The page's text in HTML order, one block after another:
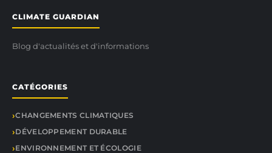
CLIMATE GUARDIAN
Blog d'actualités et d'informations
CATÉGORIES
CHANGEMENTS CLIMATIQUES
DÉVELOPPEMENT DURABLE
ENVIRONNEMENT ET ÉCOLOGIE